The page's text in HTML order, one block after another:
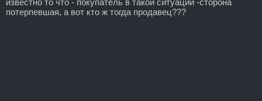
потерпевшая, а вот кто ж тогда продавец???